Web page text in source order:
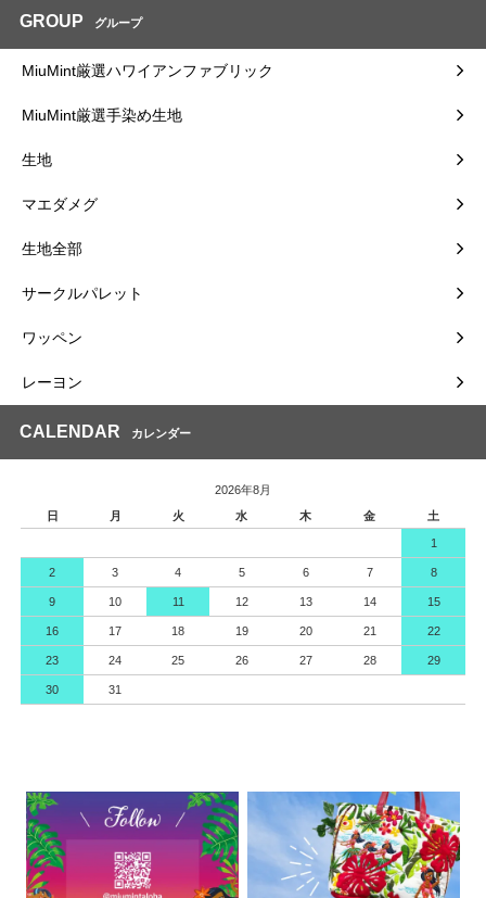
GROUP グループ
MiuMint厳選ハワイアンファブリック
MiuMint厳選手染め生地
生地
マエダメグ
生地全部
サークルパレット
ワッペン
レーヨン
CALENDAR カレンダー
2026年8月
日
月 火 水 木 金 土
1
2 3 4 5 6 7 8
9 10 11 12 13 14 15
16 17 18 19 20 21 22
23 24 25 26 27 28 29
30 31